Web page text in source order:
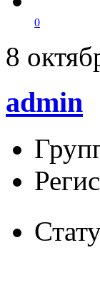
0
8
admin